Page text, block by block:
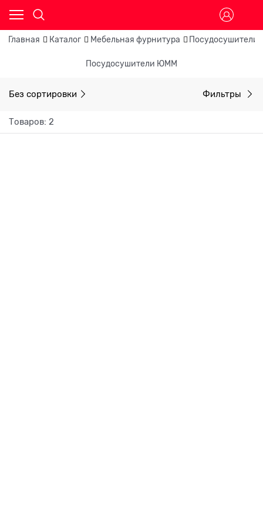
Главная Каталог Мебельная фурнитура Посудосушители
Посудосушители ЮММ
Без сортировки Фильтры
Товаров: 2